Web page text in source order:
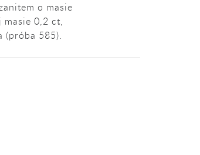
o masie
masie 0,2 ct,
(próba 585).